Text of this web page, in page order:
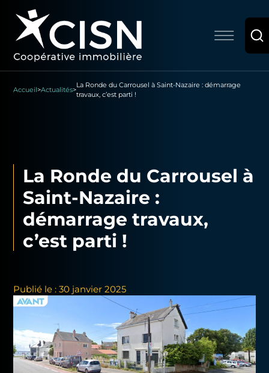
Accueil>Actualités>
La Ronde du Carrousel à Saint-Nazaire : démarrage
travaux, c’est parti !
La Ronde du Carrousel à
Saint-Nazaire :
démarrage travaux,
c’est parti !
Publié le : 30 janvier 2025